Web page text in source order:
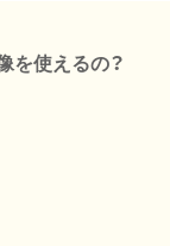
を使えるの？